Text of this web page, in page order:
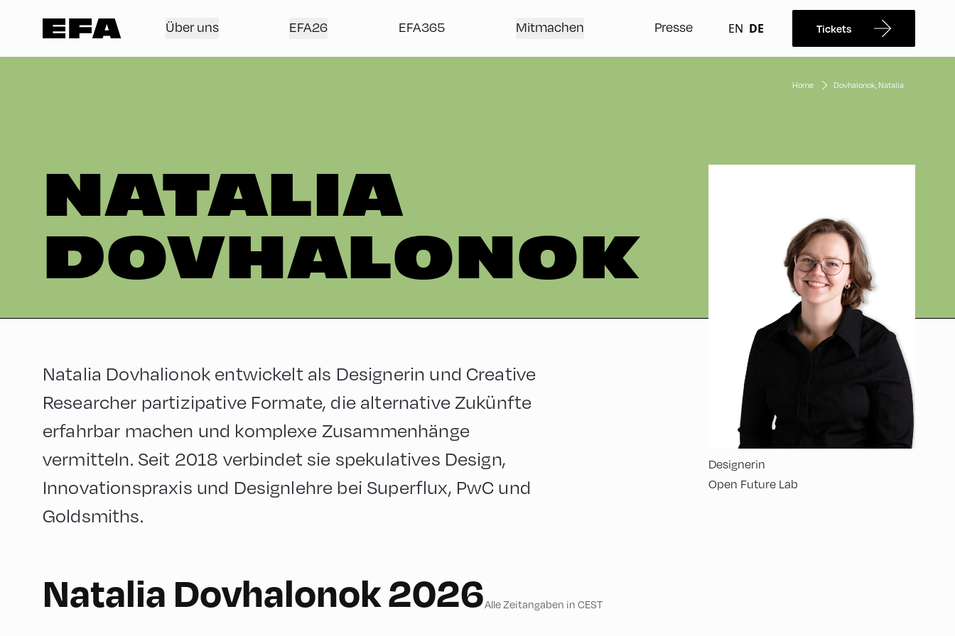
Über uns EFA26 EFA365 Mitmachen Presse EN DE Tickets
Home Dovhalonok, Natalia
NATALIA
DOVHALONOK
Designerin
Open Future Lab
Natalia Dovhalionok entwickelt als Designerin und Creative
Researcher partizipative Formate, die alternative Zukünfte
erfahrbar machen und komplexe Zusammenhänge
vermitteln. Seit 2018 verbindet sie spekulatives Design,
Innovationspraxis und Designlehre bei Superflux, PwC und
Goldsmiths.
Natalia Dovhalonok 2026Alle Zeitangaben in CEST